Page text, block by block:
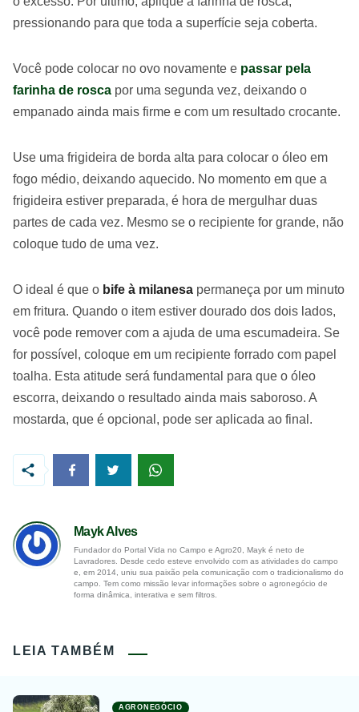
pressionando para que toda a superfície seja coberta.
Você pode colocar no ovo novamente e passar pela
farinha de rosca por uma segunda vez, deixando o
empanado ainda mais firme e com um resultado crocante.
Use uma frigideira de borda alta para colocar o óleo em
fogo médio, deixando aquecido. No momento em que a
frigideira estiver preparada, é hora de mergulhar duas
partes de cada vez. Mesmo se o recipiente for grande, não
coloque tudo de uma vez.
O ideal é que o bife à milanesa permaneça por um minuto
em fritura. Quando o item estiver dourado dos dois lados,
você pode remover com a ajuda de uma escumadeira. Se
for possível, coloque em um recipiente forrado com papel
toalha. Esta atitude será fundamental para que o óleo
escorra, deixando o resultado ainda mais saboroso. A
mostarda, que é opcional, pode ser aplicada ao final.
Mayk Alves
Fundador do Portal Vida no Campo e Agro20, Mayk é neto de
Lavradores. Desde cedo esteve envolvido com as atividades do campo
e, em 2014, uniu sua paixão pela comunicação com o tradicionalismo do
campo. Tem como missão levar informações sobre o agronegócio de
forma dinâmica, interativa e sem filtros.
LEIA TAMBÉM
AGRONEGÓCIO